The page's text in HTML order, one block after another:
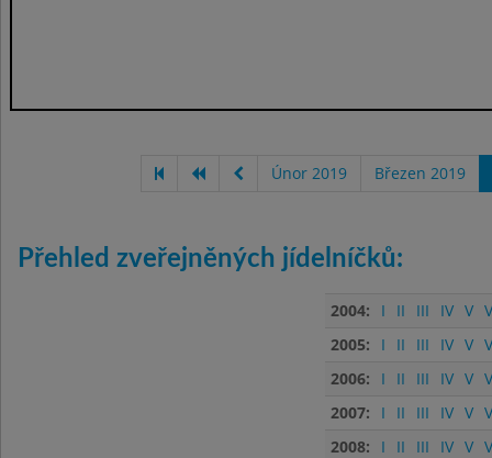
Únor 2019 Březen 2019
Přehled zveřejněných jídelníčků:
2004: I II III IV V
2005:
I II III IV V
2006:
I II III IV V
2007:
I II III IV V
2008:
I II III IV V